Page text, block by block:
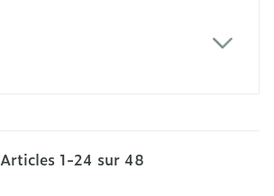
Articles 1-24 sur 48